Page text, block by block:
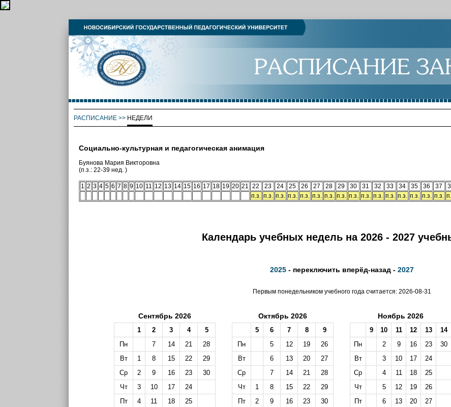
РАСПИСАНИЕ>> НЕДЕЛИ
Социально-культурная и педагогическая анимация
Буянова Мария Викторовна
(п.з.: 22-39 нед. )
1 2 3 4 5 6 7 8 9 10 11 12 13 14 15 16 17 18 19 20 21 22 23 24 25 26 27 28 29 30 31 32 33 34 35 36 37
п.з. п.з. п.з. п.з. п.з. п.з. п.з. п.з. п.з. п.з. п.з. п.з. п.з. п.з. п.з. п.з.
Календарь учебных недель на 2026 - 2027
2025- переключить вперёд-назад - 2027
Первым понедельником учебного года считается: 2026-08-31
Сентябрь 2026
1 2 3 4
5
Пн
7 14 21
28
Вт
1 8 15 22
29
Ср
2 9 16 23
30
Чт
3 10 17
24
Пт
4 11 18
25
Октябрь 2026
5 6 7 8
9
Пн
5 12 19
26
Вт
6 13 20
27
Ср
7 14 21
28
Чт
1 8 15 22
29
Пт
2 9 16 23
30
Ноябрь 2026
9 10 11 12 13
14
Пн
2 9 16 23
30
Вт
3 10 17
24
Ср
4 11 18
25
Чт
5 12 19
26
Пт
6 13 20
27